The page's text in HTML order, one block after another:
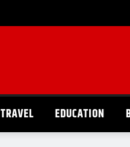
TRAVEL EDUCATION